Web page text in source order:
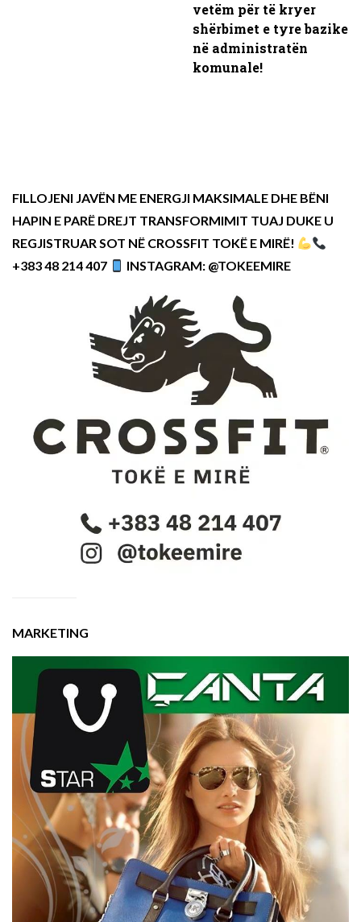
vetëm për të kryer
shërbimet e tyre bazike
në administratën
komunale!
FILLOJENI JAVËN ME ENERGJI MAKSIMALE DHE BËNI
HAPIN E PARË DREJT TRANSFORMIMIT TUAJ DUKE U
REGJISTRUAR SOT NË CROSSFIT TOKË E MIRË!
+383 48 214 407
INSTAGRAM: @TOKEEMIRE
MARKETING